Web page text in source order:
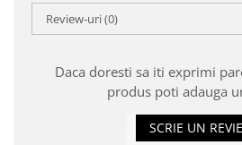
Review-uri(0)
Daca doresti sa iti exprimi
produs poti adauga
SCRIE UN